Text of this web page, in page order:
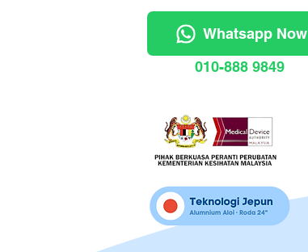
Whatsapp Now
010-888 9849